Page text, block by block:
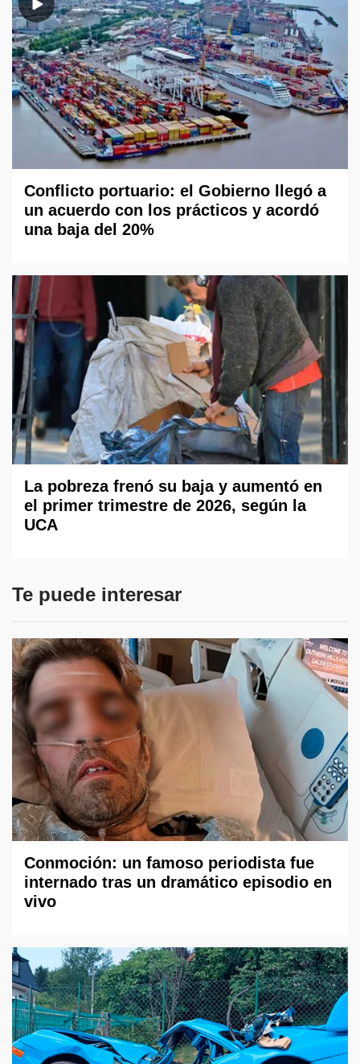
Conflicto portuario: el Gobierno llegó a
un acuerdo con los prácticos y acordó
una baja del 20%
La pobreza frenó su baja y aumentó en
el primer trimestre de 2026, según la
UCA
Te puede interesar
Conmoción: un famoso periodista fue
internado tras un dramático episodio en
vivo